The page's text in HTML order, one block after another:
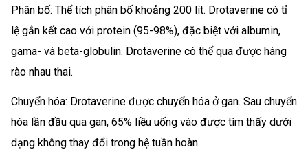
Phân bố: Thể tích phân bố khoảng 200 lít. Drotaverine có tỉ
lệ gắn kết cao với protein (95-98%), đặc biệt với albumin,
gama- và beta-globulin. Drotaverine có thể qua được hàng
rào nhau thai.
Chuyển hóa: Drotaverine được chuyển hóa ở gan. Sau chuyển
hóa lần đầu qua gan, 65% liều uống vào được tìm thấy dưới
dạng không thay đổi trong hệ tuần hoàn.